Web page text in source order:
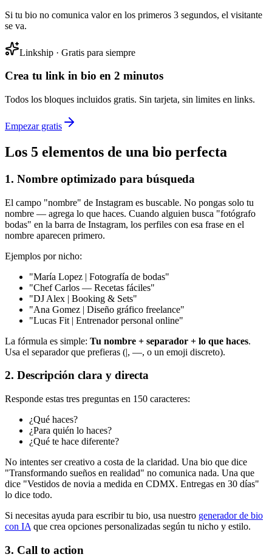
Si tu bio no comunica valor en los primeros 3 segundos, el visitante
se va.
Linkship · Gratis para siempre
Crea tu link in bio en 2 minutos
Todos los bloques incluidos gratis. Sin tarjeta, sin limites en links.
Empezar gratis
Los 5 elementos de una bio perfecta
1. Nombre optimizado para búsqueda
El campo "nombre" de Instagram es buscable. No pongas solo tu
nombre — agrega lo que haces. Cuando alguien busca "fotógrafo
bodas" en la barra de Instagram, los perfiles con esa frase en el
nombre aparecen primero.
Ejemplos por nicho:
"María Lopez | Fotografía de bodas"
"Chef Carlos — Recetas fáciles"
"DJ Alex | Booking & Sets"
"Ana Gomez | Diseño gráfico freelance"
"Lucas Fit | Entrenador personal online"
La fórmula es simple: Tu nombre + separador + lo que haces.
Usa el separador que prefieras (|, —, o un emoji discreto).
2. Descripción clara y directa
Responde estas tres preguntas en 150 caracteres:
¿Qué haces?
¿Para quién lo haces?
¿Qué te hace diferente?
No intentes ser creativo a costa de la claridad. Una bio que dice
"Transformando sueños en realidad" no comunica nada. Una que
dice "Vestidos de novia a medida en CDMX. Entregas en 30 días"
lo dice todo.
Si necesitas ayuda para escribir tu bio, usa nuestro generador de bio
con IA que crea opciones personalizadas según tu nicho y estilo.
3. Call to action